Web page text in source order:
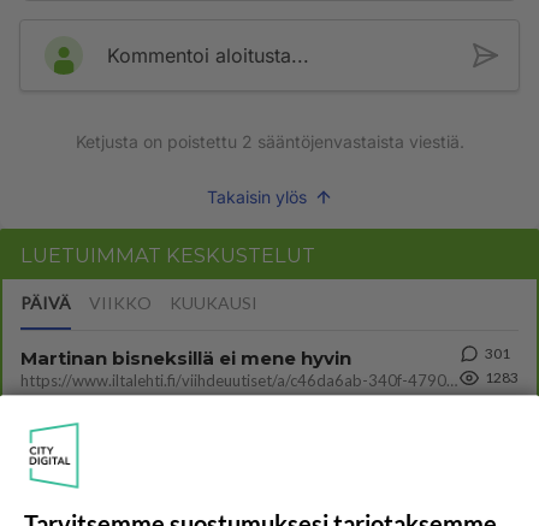
Kommentoi aloitusta...
Ketjusta on poistettu 2 sääntöjenvastaista viestiä.
Takaisin ylös
LUETUIMMAT KESKUSTELUT
PÄIVÄ VIIKKO KUUKAUSI
Martinan bisneksillä ei mene hyvin
https://www.iltalehti.fi/viihdeuutiset/a/c46da6ab-340f-4790-aaa7-0865eed2336 Yrityksen konkurssihakemus on tullut kärä
301
1283